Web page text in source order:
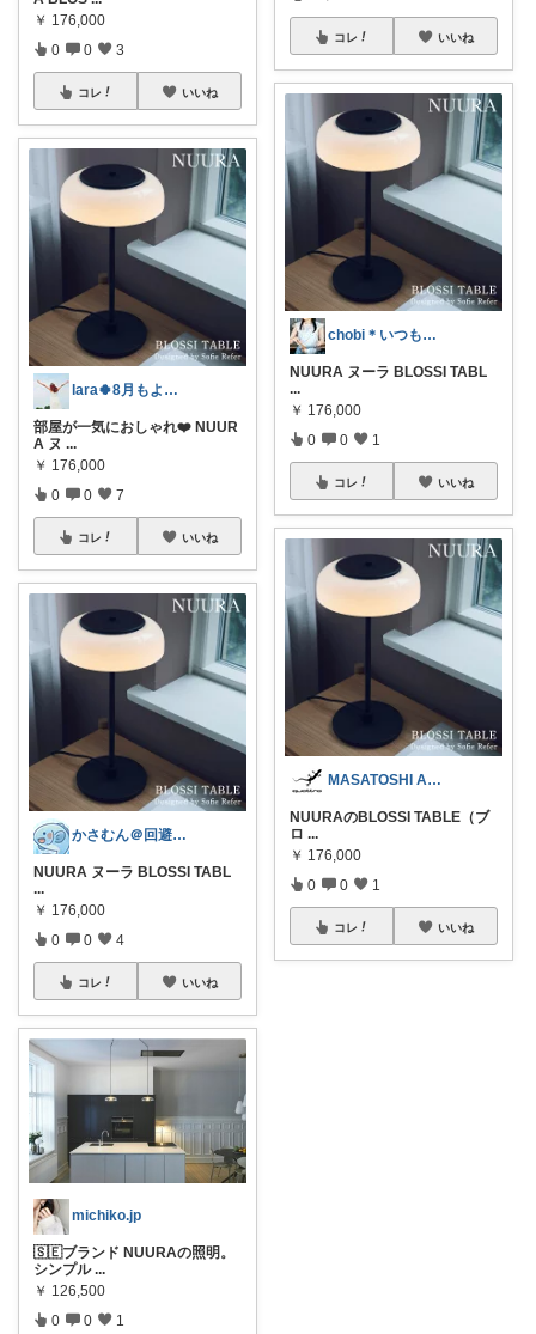
￥ 176,000
0 0 3
コレ いいね
lara🍀8月もよろしく😊✨
部屋が一気におしゃれ❤️ NUUR
A ヌ ...
￥ 176,000
0 0 7
コレ いいね
かさむん＠回避性PD
NUURA ヌーラ BLOSSI TABL
...
￥ 176,000
0 0 4
コレ いいね
michiko.jp
🇸🇪ブランド NUURAの照明。
シンプル ...
￥ 126,500
0 0 1
コレ いいね
chobi＊いつもありがとうございます＊
NUURA ヌーラ BLOSSI TABL
...
￥ 176,000
0 0 1
コレ いいね
MASATOSHI A5 quattro
NUURAのBLOSSI TABLE（ブ
ロ ...
￥ 176,000
0 0 1
コレ いいね